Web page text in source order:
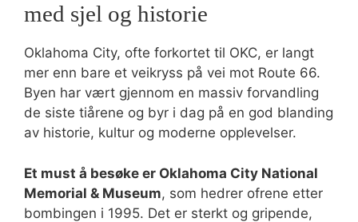
med sjel og historie
Oklahoma City, ofte forkortet til OKC, er langt
mer enn bare et veikryss på vei mot Route 66.
Byen har vært gjennom en massiv forvandling
de siste tiårene og byr i dag på en god blanding
av historie, kultur og moderne opplevelser.
Et must å besøke er Oklahoma City National
Memorial & Museum, som hedrer ofrene etter
bombingen i 1995. Det er sterkt og gripende,